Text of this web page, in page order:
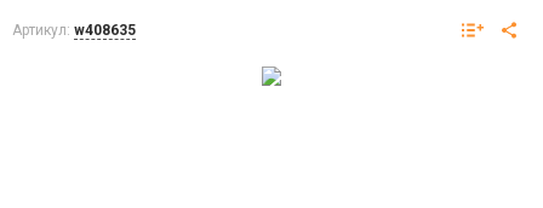
Артикул: w408635